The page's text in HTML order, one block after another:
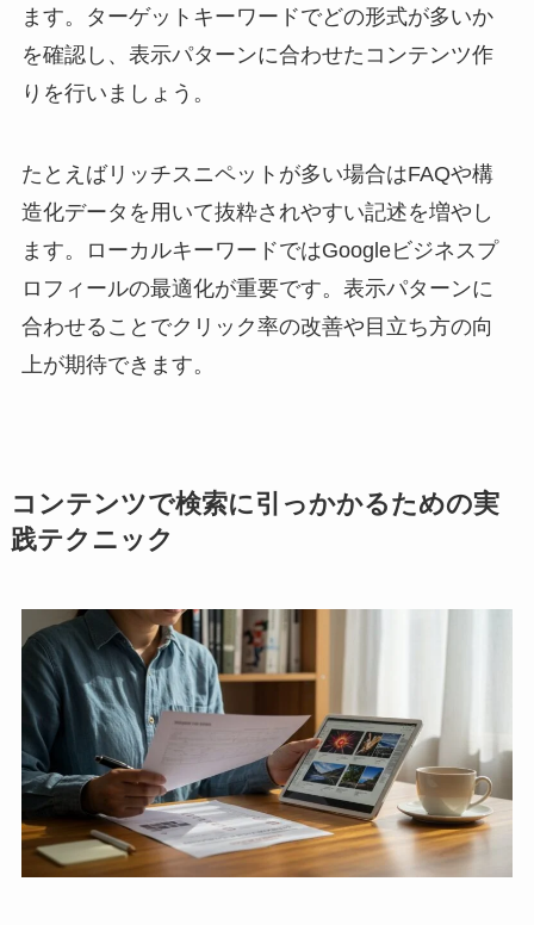
ます。ターゲットキーワードでどの形式が多いか
を確認し、表示パターンに合わせたコンテンツ作
りを行いましょう。
たとえばリッチスニペットが多い場合はFAQや構
造化データを用いて抜粋されやすい記述を増やし
ます。ローカルキーワードではGoogleビジネスプ
ロフィールの最適化が重要です。表示パターンに
合わせることでクリック率の改善や目立ち方の向
上が期待できます。
コンテンツで検索に引っかかるための実
践テクニック